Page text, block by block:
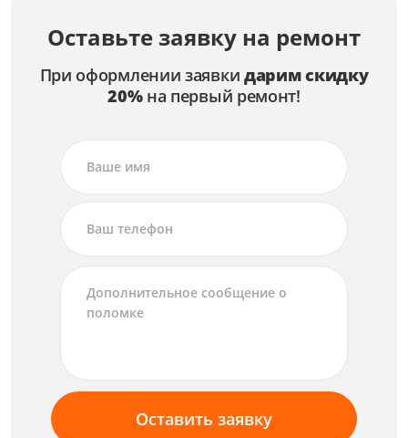
Оставьте заявку на ремонт
При оформлении заявки дарим скидку
20%на первый ремонт!
Оставить заявку